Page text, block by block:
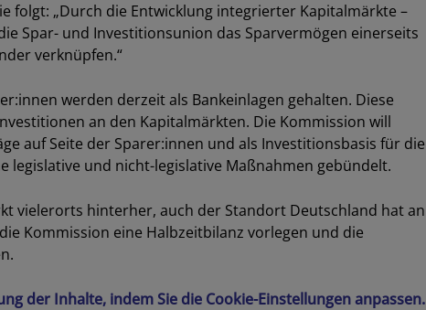
folgt: „Durch die Entwicklung integrierter Kapitalmärkte –
Spar- und Investitionsunion das Sparvermögen einerseits
verknüpfen.“
werden derzeit als Bankeinlagen gehalten. Diese
an den Kapitalmärkten. Die Kommission will
auf Seite der Sparer:innen und als Investitionsbasis für die
legislative und nicht-legislative Maßnahmen gebündelt.
vielerorts hinterher, auch der Standort Deutschland hat an
Kommission eine Halbzeitbilanz vorlegen und die
der Inhalte, indem Sie die Cookie-Einstellungen anpassen.